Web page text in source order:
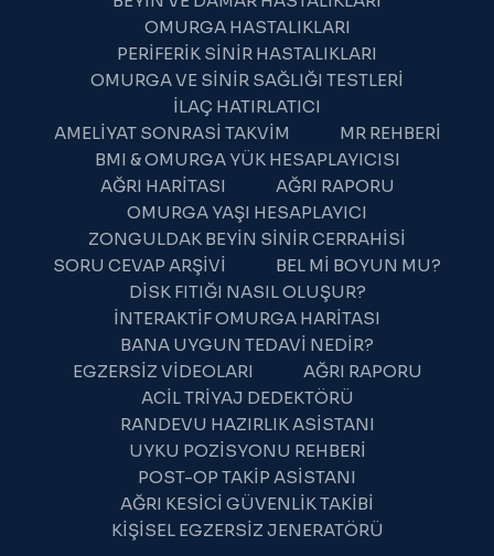
OMURGA HASTALIKLARI
PERIFERIK SINIR HASTALIKLARI
OMURGA VE SINIR SAĞLIĞI TESTLERI
İLAÇ HATIRLATICI
AMELIYAT SONRASI TAKVIM
MR REHBERI
BMI & OMURGA YÜK HESAPLAYICISI
AĞRI HARITASI
AĞRI RAPORU
OMURGA YAŞI HESAPLAYICI
ZONGULDAK BEYIN SINIR CERRAHISI
SORU CEVAP ARŞIVI
BEL MI BOYUN MU?
DISK FITIĞI NASIL OLUŞUR?
İNTERAKTIF OMURGA HARITASI
BANA UYGUN TEDAVI NEDIR?
EGZERSIZ VIDEOLARI
AĞRI RAPORU
ACIL TRIYAJ DEDEKTÖRÜ
RANDEVU HAZIRLIK ASISTANI
UYKU POZISYONU REHBERI
POST-OP TAKIP ASISTANI
AĞRI KESICI GÜVENLIK TAKIBI
KIŞISEL EGZERSIZ JENERATÖRÜ
WhatsApp Destek
Çevrimiçi — Hemen yanıtlıyoruz
06:32